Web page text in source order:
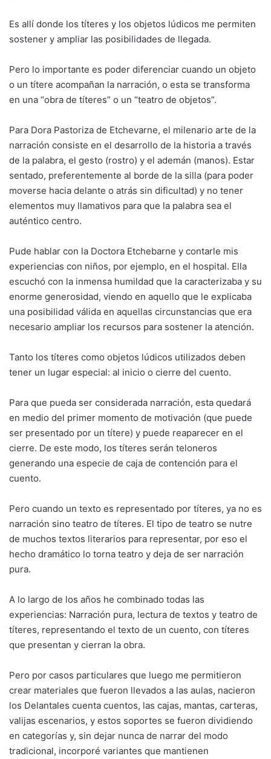
Es allí donde los títeres y los objetos lúdicos me permiten
sostener y ampliar las posibilidades de llegada.
Pero lo importante es poder diferenciar cuando un objeto
o un títere acompañan la narración, o esta se transforma
en una “obra de títeres” o un “teatro de objetos”.
Para Dora Pastoriza de Etchevarne, el milenario arte de la
narración consiste en el desarrollo de la historia a través
de la palabra, el gesto (rostro) y el ademán (manos). Estar
sentado, preferentemente al borde de la silla (para poder
moverse hacia delante o atrás sin dificultad) y no tener
elementos muy llamativos para que la palabra sea el
auténtico centro.
Pude hablar con la Doctora Etchebarne y contarle mis
experiencias con niños, por ejemplo, en el hospital. Ella
escuchó con la inmensa humildad que la caracterizaba y su
enorme generosidad, viendo en aquello que le explicaba
una posibilidad válida en aquellas circunstancias que era
necesario ampliar los recursos para sostener la atención.
Tanto los títeres como objetos lúdicos utilizados deben
tener un lugar especial: al inicio o cierre del cuento.
Para que pueda ser considerada narración, esta quedará
en medio del primer momento de motivación (que puede
ser presentado por un títere) y puede reaparecer en el
cierre. De este modo, los títeres serán teloneros
generando una especie de caja de contención para el
cuento.
Pero cuando un texto es representado por títeres, ya no es
narración sino teatro de títeres. El tipo de teatro se nutre
de muchos textos literarios para representar, por eso el
hecho dramático lo torna teatro y deja de ser narración
pura.
A lo largo de los años he combinado todas las
experiencias: Narración pura, lectura de textos y teatro de
títeres, representando el texto de un cuento, con títeres
que presentan y cierran la obra.
Pero por casos particulares que luego me permitieron
crear materiales que fueron llevados a las aulas, nacieron
los Delantales cuenta cuentos, las cajas, mantas, carteras,
valijas escenarios, y estos soportes se fueron dividiendo
en categorías y, sin dejar nunca de narrar del modo
tradicional, incorporé variantes que mantienen